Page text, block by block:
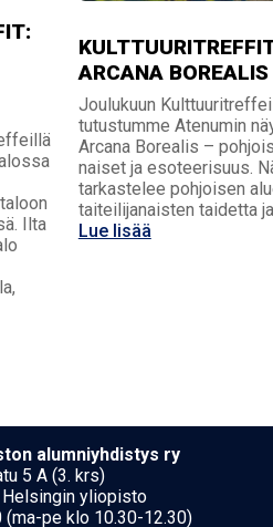
Ilta
ARCANA BOREALIS
Joulukuun
tutustumme Atenumin
Arcana Borealis –
naiset ja esoteerisuus.
tarkastelee pohjoisen
taiteilijanaisten taidetta
Lue lisää
alumniyhdistys ry
5 A (3. krs)
yliopisto
(ma-pe klo 10.30-12.30)